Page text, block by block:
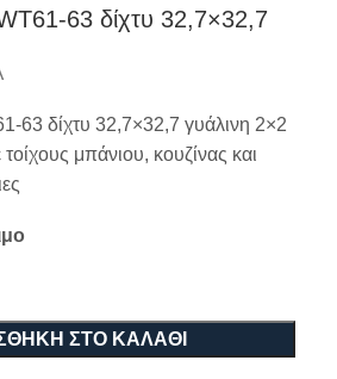
63 δίχτυ 32,7×32,7
63 δίχτυ 32,7×32,7 γυάλινη 2×2
μπάνιου, κουζίνας και
ΣΤΟ ΚΑΛΆΘΙ